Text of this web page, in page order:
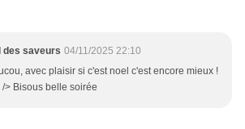
des saveurs 04/11/2025 22:10
avec plaisir si c'est noel c'est encore mieux !
/> Bisous belle soirée